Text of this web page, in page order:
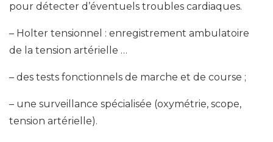
pour détecter d’éventuels troubles cardiaques.
– Holter tensionnel : enregistrement ambulatoire
de la tension artérielle …
– des tests fonctionnels de marche et de course ;
– une surveillance spécialisée (oxymétrie, scope,
tension artérielle).